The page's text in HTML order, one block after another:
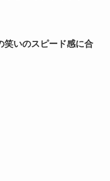
笑いのスピード感に合